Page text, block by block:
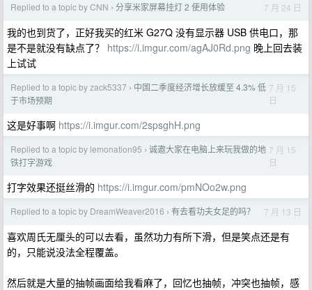
Replied to a topic by CNN › 分享米家屏幕挂灯 2 使用体验 7 月 24 日
我的也到货了，正好我买的红米 G27Q 没有显示器 USB 供电口，那
是不是就没有缺点了？ https://i.imgur.com/agAJ0Rd.png 晚上回去装
上试试
Replied to a topic by zack5337 › 中国二季度经济增长放缓至 4.3% 低
于市场预期
7 月 15
日
这是好事啊 https://i.imgur.com/2spsghH.png
Replied to a topic by lemonation95 › 诚邀大家在电脑上来玩我做的地
铁打字游戏
7 月 15
日
打字效果还挺丝滑的 https://i.imgur.com/pmNOo2w.png
Replied to a topic by DreamWeaver2016 › 有去看功夫女足的吗？ 7 月 13 日
喜欢周氏无厘头的可以去看，虽然功力有所下滑，但是笑点还是有
的，只能说没法全程覆盖。
然后就是大量的抽帧画面给我看麻了，回忆也抽帧，冲突也抽帧，感